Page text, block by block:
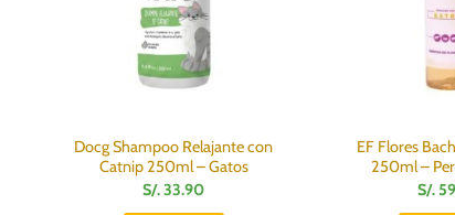
Docg Shampoo Relajante con
Catnip 250ml – Gatos
S/.33.90
EF Flores
250ml –
S/.